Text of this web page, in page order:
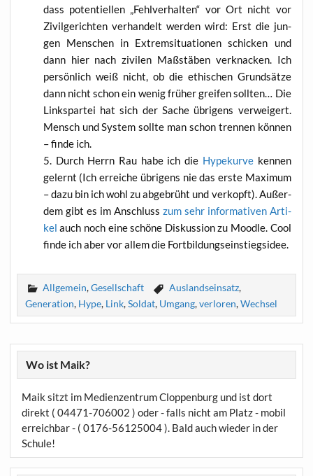
dass poten­ti­el­len „Fehl­ver­hal­ten“ vor Ort nicht vor
Zivil­ge­rich­ten ver­han­delt wer­den wird: Erst die jun­
gen Men­schen in Extrem­si­tua­tio­nen schi­cken und
dann hier nach zivi­len Maß­stä­ben ver­kna­cken. Ich
per­sön­lich weiß nicht, ob die ethi­schen Grund­sät­ze
dann nicht schon ein wenig frü­her grei­fen soll­ten… Die
Links­par­tei hat sich der Sache übri­gens ver­wei­gert.
Mensch und Sys­tem soll­te man schon tren­nen kön­nen
– fin­de ich.
Durch Herrn Rau habe ich die Hype­kur­veken­nen
gelernt (Ich errei­che übri­gens nie das ers­te Maxi­mum
– dazu bin ich wohl zu abge­brüht und ver­kopft). Außer­
dem gibt es im Anschluss zum sehr infor­ma­ti­ven Arti­
kelauch noch eine schö­ne Dis­kus­si­on zu Mood­le. Cool
fin­de ich aber vor allem die Fortbildungseinstiegsidee.
Allgemein,Gesellschaft Auslandseinsatz,
Generation, Hype, Link,Soldat, Umgang,verloren,Wechsel
Wo ist Maik?
Maik sitzt im Medienzentrum Cloppenburg und ist dort
direkt ( 04471-706002 ) oder - falls nicht am Platz - mobil
erreichbar - ( 0176-56125004 ). Bald auch wieder in der
Schule!